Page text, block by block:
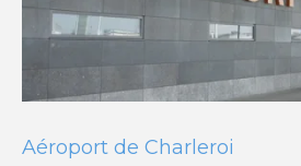
Aéroport de Charleroi